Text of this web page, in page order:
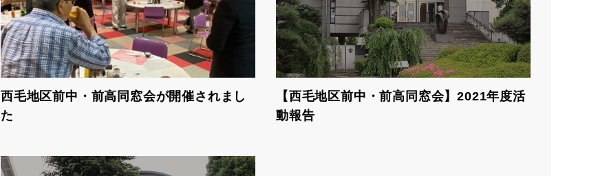
西毛地区前中・前高同窓会が開催されまし
た
【西毛地区前中・前高同窓会】2021年度活
動報告